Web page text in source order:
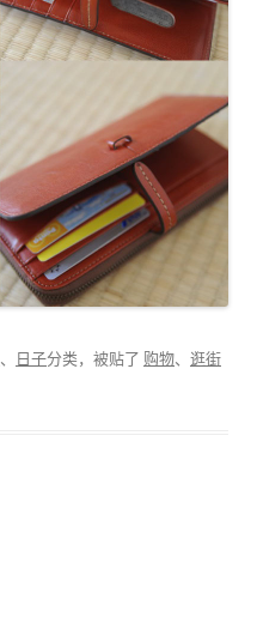
、 日子分类，被贴了 购物、 逛街